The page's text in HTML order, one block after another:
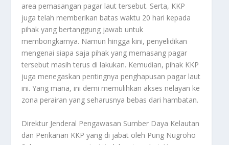
area pemasangan pagar laut tersebut. Serta, KKP
juga telah memberikan batas waktu 20 hari kepada
pihak yang bertanggung jawab untuk
membongkarnya. Namun hingga kini, penyelidikan
mengenai siapa saja pihak yang memasang pagar
tersebut masih terus di lakukan. Kemudian, pihak KKP
juga menegaskan pentingnya penghapusan pagar laut
ini. Yang mana, ini demi memulihkan akses nelayan ke
zona perairan yang seharusnya bebas dari hambatan.
Direktur Jenderal Pengawasan Sumber Daya Kelautan
dan Perikanan KKP yang di jabat oleh Pung Nugroho